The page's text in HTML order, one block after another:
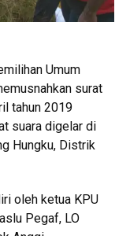
Umum
surat
tahun 2019
suara digelar di
Hungku, Distrik
oleh ketua KPU
Pegaf, LO